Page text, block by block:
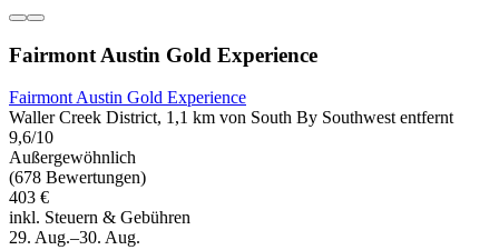
Fairmont Austin Gold Experience
Fairmont Austin Gold Experience
Waller Creek District, 1,1 km von South By Southwest entfernt
9,6/10
Außergewöhnlich
(678 Bewertungen)
403 €
inkl. Steuern & Gebühren
29. Aug.–30. Aug.